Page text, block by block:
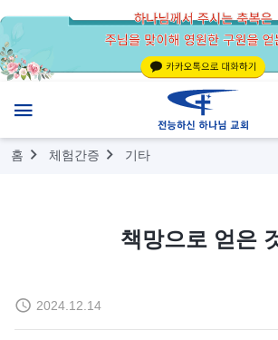
홈 체험간증 기타
책망으로 얻은
2024.12.14